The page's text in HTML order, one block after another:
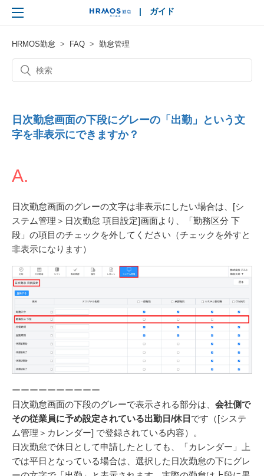
HRMOS
| ガイド
HRMOS勤怠 FAQ 勤怠管理
日次勤怠画面の下段にグレーの「出勤」という文
字を非表示にできますか？
A.
日次勤怠画面のグレーの文字は非表示にしたい場合は、[シ
ステム管理＞日次勤怠 項目設定]画面より、「勤務区分 下
段」の項目のチェックを外してください（チェックを外すと
非表示になります）
ーーーーーーーーーー
日次勤怠画面の下段のグレーで表示される部分は、 会社側で
その従業員に予め設定されている出勤日/休日 です（[システ
ム管理＞カレンダー] で登録されている内容）。
日次勤怠で休日として申請したとしても、「カレンダー」上
では平日となっている場合は、選択した日次勤怠の下にグレ